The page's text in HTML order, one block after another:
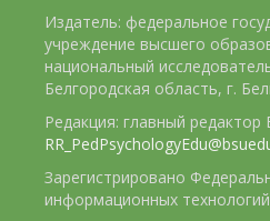
Издатель: федеральное
учреждение высшего
национальный
Белгородская область, г.
Редакция: главный
Зарегистрировано
информационных